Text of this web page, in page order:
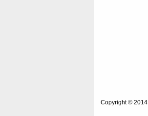
Copyright © 2014